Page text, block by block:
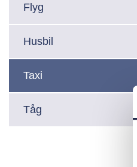
Flyg
Husbil
Taxi
Tåg